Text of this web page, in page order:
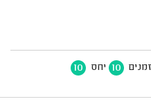
זמנים 10 יחס 10